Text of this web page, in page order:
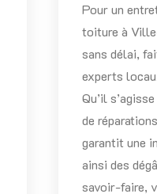
Pour un
toiture à
sans délai,
experts
Qu’il
de
garantit une
ainsi des
savoir-faire,